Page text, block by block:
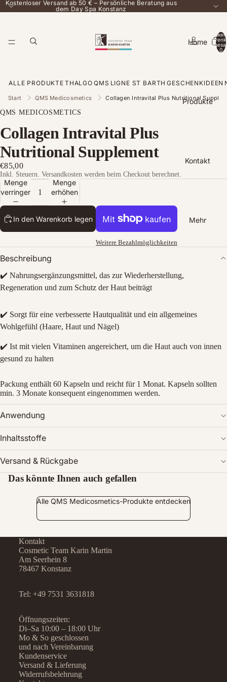
Kostenloser Versand ab 50 € – Persönliche Beratung aus
dem Day Spa Konstanz
Home
Produkte
Kontakt
Mehr
Artikel
0
ALLE PRODUKTE THALGO QMS LIGNE ST BARTH GESCHENKIDEEN
Start QMS Medicosmetics Collagen Intravital Plus Nutritional
im
Vollbildmodus
öffnen
QMS MEDICOSMETICS
Collagen Intravital Plus
Nutritional Supplement
€85,00
Inkl. Steuern. Versandkosten werden beim Checkout berechnet.
Menge
verringern
Menge
erhöhen
In den Warenkorb legen
Weitere Bezahlmöglichkeiten
Beschreibung
✔️ Nahrungsergänzungsmittel, das zur Wiederherstellung,
Regeneration und zum Schutz der Haut beiträgt
✔️ Sorgt für eine verbesserte Hautqualität und ein allgemeines
Wohlgefühl (Haare, Haut und Nägel)
✔️ Ist mit vielen Vitaminen angereichert, um die Haut auch von innen
gesund zu halten
Packung enthält 60 Kapseln und reicht für 1 Monat. Kapseln sollten
min. 3 Monate konsequent eingenommen werden.
Anwendung
Inhaltsstoffe
Versand & Rückgabe
Das könnte Ihnen auch gefallen
Alle QMS Medicosmetics-Produkte entdecken
Kontakt
Cosmetic Team Karin Martin
Am Seerhein 8
78467 Konstanz
Tel: +49 7531 3631818
Öffnungszeiten:
Di–Sa 10:00 – 18:00 Uhr
Mo & So geschlossen
und nach Vereinbarung
Kundenservice
Versand & Lieferung
Widerrufsbelehrung